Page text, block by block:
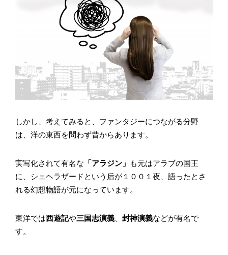
しかし、考えてみると、ファンタジーにつながる分野
は、洋の東西を問わず昔からあります。
実写化されて有名な 「アラジン」 も元はアラブの国王
に、シェヘラザードという后が１００１夜、語ったとさ
れる幻想物語が元になっています。
東洋では西遊記や三国志演義 封神演義などが有名で
す。